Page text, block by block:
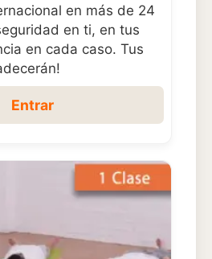
en más de 24
en ti, en tus
en cada caso. Tus
Entrar